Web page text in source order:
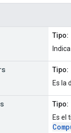
Tipo:
Tipo:
Es la
Tipo:
Es el